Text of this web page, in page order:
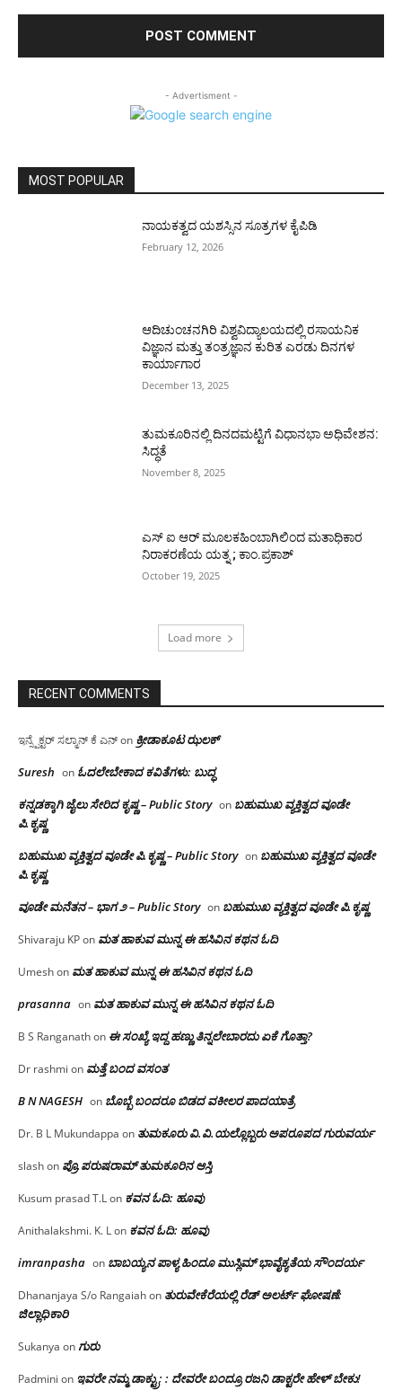
- Advertisment -
MOST POPULAR
ನಾಯಕತ್ವದ ಯಶಸ್ಸಿನ ಸೂತ್ರಗಳ ಕೈಪಿಡಿ
February 12, 2026
ಆದಿಚುಂಚನಗಿರಿ ವಿಶ್ವವಿದ್ಯಾಲಯದಲ್ಲಿ ರಸಾಯನಿಕ
ವಿಜ್ಞಾನ ಮತ್ತು ತಂತ್ರಜ್ಞಾನ ಕುರಿತ ಎರಡು ದಿನಗಳ
ಕಾರ್ಯಾಗಾರ
December 13, 2025
ತುಮಕೂರಿನಲ್ಲಿ ದಿನದಮಟ್ಟಿಗೆ ವಿಧಾನಭಾ ಅಧಿವೇಶನ:
ಸಿದ್ಧತೆ
November 8, 2025
ಎಸ್ ಐ ಆರ್ ಮೂಲಕಹಿಂಬಾಗಿಲಿಂದ ಮತಾಧಿಕಾರ
ನಿರಾಕರಣೆಯ ಯತ್ನ ; ಕಾಂ.ಪ್ರಕಾಶ್
October 19, 2025
Load more
RECENT COMMENTS
ಇನ್ಸ್ಪೆಕ್ಟರ್ ಸಲ್ಮಾನ್ ಕೆ ಎನ್on ಕ್ರೀಡಾಕೂಟ ಝಲಕ್
Suresh on ಓದಲೇಬೇಕಾದ‌ ಕವಿತೆಗಳು: ಬುದ್ಧ
ಕನ್ನಡಕ್ಕಾಗಿ ಜೈಲು ಸೇರಿದ ಕೃಷ್ಣ – Public Story on ಬಹುಮುಖ ವ್ಯಕ್ತಿತ್ವದ ವೂಡೇ
ಪಿ.ಕೃಷ್ಣ
ಬಹುಮುಖ ವ್ಯಕ್ತಿತ್ವದ ವೂಡೇ ಪಿ.ಕೃಷ್ಣ – Public Story on ಬಹುಮುಖ ವ್ಯಕ್ತಿತ್ವದ ವೂಡೇ
ಪಿ.ಕೃಷ್ಣ
ವೂಡೇ ಮನೆತನ – ಭಾಗ ೨ – Public Story on ಬಹುಮುಖ ವ್ಯಕ್ತಿತ್ವದ ವೂಡೇ ಪಿ.ಕೃಷ್ಣ
Shivaraju KPon ಮತ ಹಾಕುವ ಮುನ್ನ ಈ ಹಸಿವಿನ ಕಥನ ಓದಿ
Umeshon ಮತ ಹಾಕುವ ಮುನ್ನ ಈ ಹಸಿವಿನ ಕಥನ ಓದಿ
prasanna on ಮತ ಹಾಕುವ ಮುನ್ನ ಈ ಹಸಿವಿನ ಕಥನ ಓದಿ
B S Ranganathon ಈ ಸಂಖ್ಯೆ ಇದ್ದ ಹಣ್ಣು ತಿನ್ನಲೇಬಾರದು ಏಕೆ ಗೊತ್ತಾ?
Dr rashmi on ಮತ್ತೆ ಬಂದ ವಸಂತ
B N NAGESH on ಬೊಬ್ಬೆ ಬಂದರೂ ಬಿಡದ ವಕೀಲರ ಪಾದಯಾತ್ರೆ
Dr. B L Mukundappa on ತುಮಕೂರು‌ ವಿ.ವಿ.ಯಲ್ಲೊಬ್ಬರು ಅಪರೂಪದ ಗುರುವರ್ಯ
slashon ಪ್ರೊ.ಪರುಷರಾಮ್ ತುಮಕೂರಿನ ಆಸ್ತಿ
Kusum prasad T.Lon ಕವನ ಓದಿ: ಹೂವು
Anithalakshmi. K. Lon ಕವನ ಓದಿ: ಹೂವು
imranpasha on ಬಾಬಯ್ಯನ ಪಾಳ್ಯ ಹಿಂದೂ ಮುಸ್ಲಿಮ್ ಭಾವೈಕ್ಯತೆಯ ಸೌಂದರ್ಯ
Dhananjaya S/o Rangaiahon ತುರುವೇಕೆರೆಯಲ್ಲಿ ರೆಡ್ ಅಲರ್ಟ್ ಘೋಷಣೆ:
ಜಿಲ್ಲಾಧಿಕಾರಿ
Sukanya onಗುರು
Padmini on ಇವರೇ ನಮ್ಮ ಡಾಕ್ಟ್ರು; : ದೇವರೇ ಬಂದ್ರೂ ರಜನಿ ಡಾಕ್ಟರೇ ಹೇಳ್ ಬೇಕು!